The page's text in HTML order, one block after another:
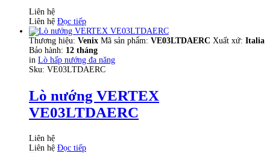
Liên hệ
Liên hệ Đọc tiếp
Thương hiệu: Venix Mã sản phẩm: VE03LTDAERC Xuất xứ: Italia
Bảo hành: 12 tháng
in Lò hấp nướng đa năng
Sku: VE03LTDAERC
Lò nướng VERTEX
VE03LTDAERC
Liên hệ
Liên hệ Đọc tiếp